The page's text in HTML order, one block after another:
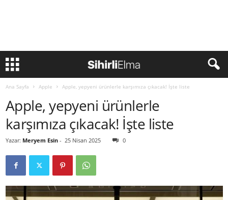
Ana Sayfa Apple Apple, yepyeni ürünlerle karşımıza çıkacak! İşte liste
Apple, yepyeni ürünlerle
karşımıza çıkacak! İşte liste
Yazar: Meryem Esin - 25 Nisan 2025 0